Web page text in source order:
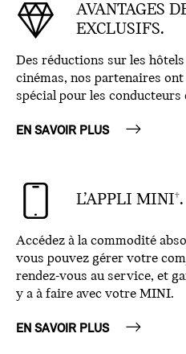
AVANTAGES
EXCLUSIFS.
Des réductions sur les hôtels
cinémas, nos partenaires
spécial pour les conducteurs
EN SAVOIR PLUS
L’APPLI MINI†.
Accédez à la commodité
vous pouvez gérer votre
rendez-vous au service, et
y a à faire avec votre MINI.
EN SAVOIR PLUS